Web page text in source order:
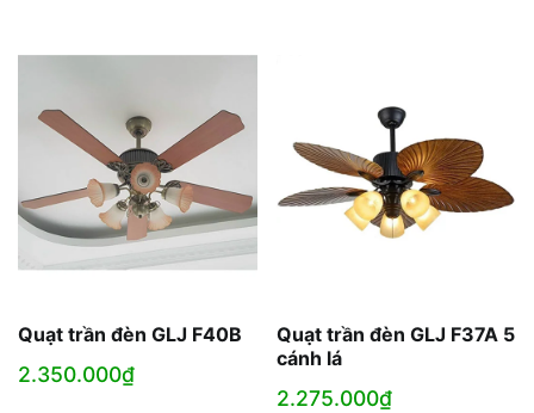
Quạt trần đèn GLJ F40B
2.350.000₫
Quạt trần đèn GLJ F37A 5
cánh lá
2.275.000₫